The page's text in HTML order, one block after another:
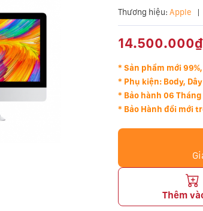
Thương hiệu: Apple |
14.500.000₫
* Sản phẩm mới
* Phụ kiện: Body,
* Bảo hành 06 Tháng
* Bảo Hành đổi mới
Thêm